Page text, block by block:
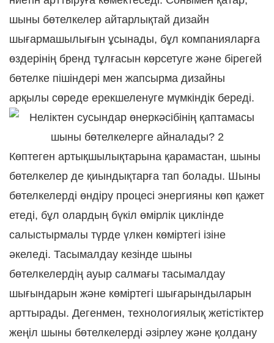
шыны бөтелкелер айтарлықтай дизайн
шығармашылығын ұсынады, бұл компанияларға
өздерінің бренд тұлғасын көрсетуге және бірегей
бөтелке пішіндері мен жапсырма дизайны
арқылы сөреде ерекшеленуге мүмкіндік береді.
Көптеген артықшылықтарына қарамастан, шыны
бөтелкелер де қиындықтарға тап болады. Шыны
бөтелкелерді өндіру процесі энергияны көп қажет
етеді, бұл олардың бүкіл өмірлік циклінде
салыстырмалы түрде үлкен көміртегі ізіне
әкеледі. Тасымалдау кезінде шыны
бөтелкелердің ауыр салмағы тасымалдау
шығындарын және көміртегі шығарындыларын
арттырады. Дегенмен, технологиялық жетістіктер
жеңіл шыны бөтелкелерді әзірлеу және қолдану